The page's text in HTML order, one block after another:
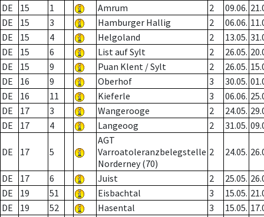
DE
15 1 Amrum 2 09.06.
DE
15 3 Hamburger Hallig 2 06.06.
DE
15 4 Helgoland 2 13.05.
DE
15 6 List auf Sylt 2 26.05.
DE
15 9 Puan Klent / Sylt 2 26.05.
DE
16 9 Oberhof 3 30.05.
DE
16 11 Kieferle 3 06.06.
DE
17 3 Wangerooge 2 24.05.
DE
17 4 Langeoog 2 31.05.
DE 17 5
AGT
Varroatoleranzbelegstelle
Norderney (70)
2 24.05.
DE 17 6 Juist 2 25.05.
DE
19 51 Eisbachtal 3 15.05.
DE
19 52 Hasental 3 15.05.